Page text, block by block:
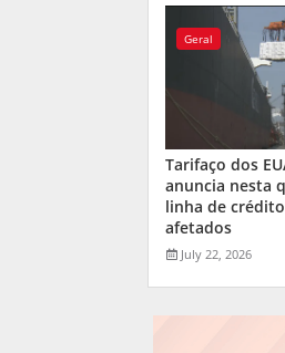
Geral
Tarifaço dos
anuncia nesta
linha de
afetados
July 22, 2026